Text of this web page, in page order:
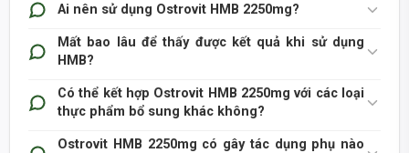
Ai nên sử dụng Ostrovit HMB 2250mg?
Mất bao lâu để thấy được kết quả khi sử dụng
HMB?
Có thể kết hợp Ostrovit HMB 2250mg với các loại
thực phẩm bổ sung khác không?
Ostrovit HMB 2250mg có gây tác dụng phụ nào